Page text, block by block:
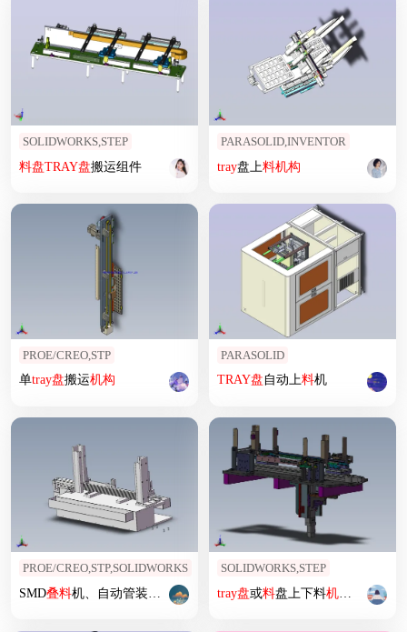
SOLIDWORKS,STEP
料盘TRAY盘搬运组件
PARASOLID,INVENTOR
tray盘上料机构
PROE/CREO,STP
单tray盘搬运机构
PARASOLID
TRAY盘自动上料机
PROE/CREO,STP,SOLIDWORKS
SMD叠料机、自动管装 料分料 机构
SOLIDWORKS,STEP
tray盘或料盘上下料机构 sw18